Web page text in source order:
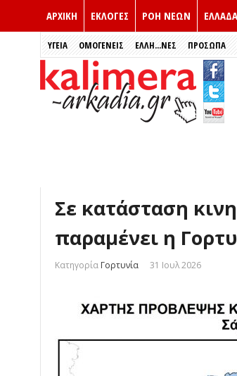
ΑΡΧΙΚΗ ΕΚΛΟΓΈΣ ΡΟΗ ΝΕΩΝ ΕΛΛΑΔΑ
ΥΓΕΙΑ ΟΜΟΓΕΝΕΙΣ ΈΛΛΗ...ΝΕΣ ΠΡΌΣΩΠΑ
Σε κατάσταση
παραμένει η
Κατηγορία Γορτυνία 31 Ιουλ 2026